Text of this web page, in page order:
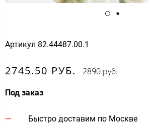
Артикул 82.44487.00.1
2745.50 РУБ. 2890 руб.
Под заказ
Быстро доставим по Москве